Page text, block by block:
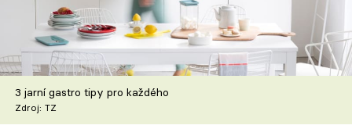
TV Program
Škola vaření
Recepty z TV
Speciál: Cuketa
3 jarní gastro tipy pro každého
Zdroj: TZ